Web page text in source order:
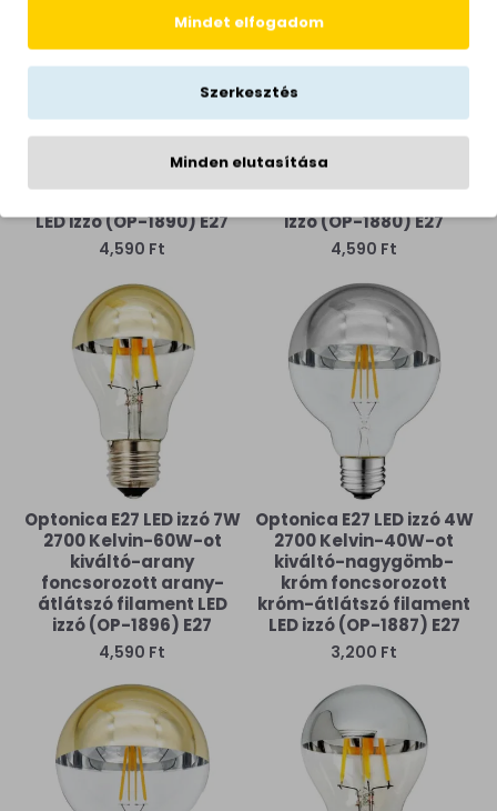
Optonica E27 LED izzó 7W
2700 Kelvin-60W-ot
kiváltó-nagygömb-
LED izzó (OP-1890) E27
4,590 Ft
Optonica E27 LED izzó 7W
2700 Kelvin-60W-ot
kiváltó-ezüst
izzó (OP-1880) E27
4,590 Ft
Optonica E27 LED izzó 7W
2700 Kelvin-60W-ot
kiváltó-arany
foncsorozott arany-
átlátszó filament LED
izzó (OP-1896) E27
4,590 Ft
Optonica E27 LED izzó 4W
2700 Kelvin-40W-ot
kiváltó-nagygömb-
króm foncsorozott
króm-átlátszó filament
LED izzó (OP-1887) E27
3,200 Ft
Mindet elfogadom
Szerkesztés
Minden elutasítása